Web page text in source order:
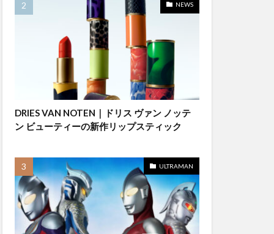
NEWS
DRIES VAN NOTEN｜ドリス ヴァン ノッテ
ン ビューティーの新作リップスティック
ULTRAMAN